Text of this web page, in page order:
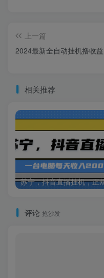
上一篇
2024最新全自动挂机撸收
相关推荐
评论 抢沙发